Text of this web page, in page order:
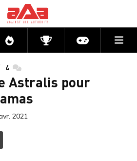
Directs CompétitionsActu jeux
4 commentaires
Astralis pour
2021
AUX